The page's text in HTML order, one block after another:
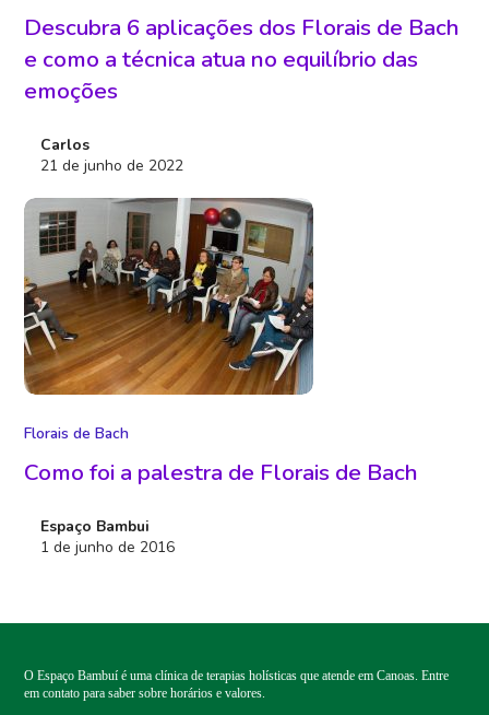
Descubra 6 aplicações dos Florais de Bach
e como a técnica atua no equilíbrio das
emoções
Carlos
21 de junho de 2022
Florais de Bach
Como foi a palestra de Florais de Bach
Espaço Bambui
1 de junho de 2016
O Espaço Bambuí é uma clínica de terapias holísticas que atende em Canoas. Entre
em contato para saber sobre horários e valores.